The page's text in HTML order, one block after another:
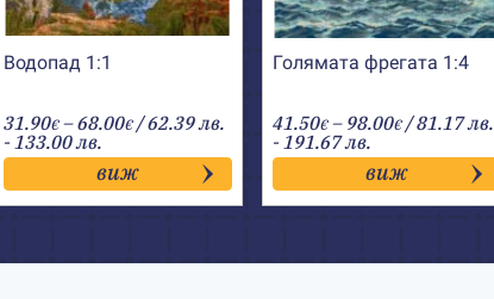
Водопад 1:1
31.90€ –68.00€Price
range:
31.90€
through
68.00€
/ 62.39 лв.
- 133.00 лв.
виж
Голямата фрегата 1:4
41.50€ – 98.00€Price
range:
41.50€
through
98.00€
/ 81.17 лв.
- 191.67 лв.
виж